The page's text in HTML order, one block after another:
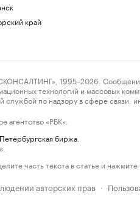
край
1995–2026. Сообщения и
технологий и массовых
по надзору в сфере
агентство «РБК».
биржа
часть текста в статье и
авторских прав ·